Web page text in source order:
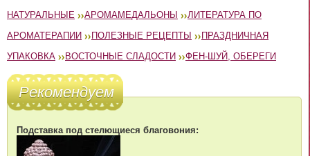
НАТУРАЛЬНЫЕ
АРОМАМЕДАЛЬОНЫ
ЛИТЕРАТУРА ПО
АРОМАТЕРАПИИ
ПОЛЕЗНЫЕ РЕЦЕПТЫ
ПРАЗДНИЧНАЯ
УПАКОВКА
ВОСТОЧНЫЕ СЛАДОСТИ ФЕН-ШУЙ, ОБЕРЕГИ
Рекомендуем
Подставка под стелющиеся благовония: